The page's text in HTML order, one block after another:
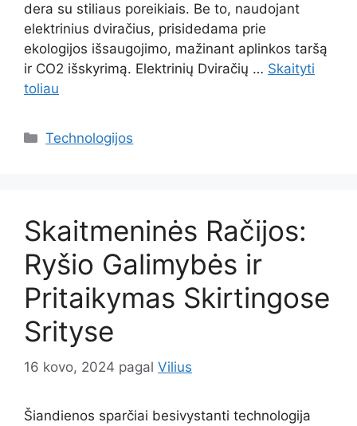
dera su stiliaus poreikiais. Be to, naudojant
elektrinius dviračius, prisidedama prie
ekologijos išsaugojimo, mažinant aplinkos taršą
ir CO2 išskyrimą. Elektrinių Dviračių … Skaityti
toliau
Kategorijos
Technologijos
Skaitmeninės Račijos:
Ryšio Galimybės ir
Pritaikymas Skirtingose
Srityse
16 kovo, 2024 pagal Vilius
Šiandienos sparčiai besivystanti technologija